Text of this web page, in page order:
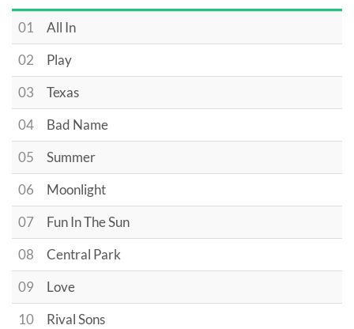
01
All In
02
Play
03
Texas
04
Bad Name
05
Summer
06
Moonlight
07
Fun In The Sun
08
Central Park
09
Love
10
Rival Sons